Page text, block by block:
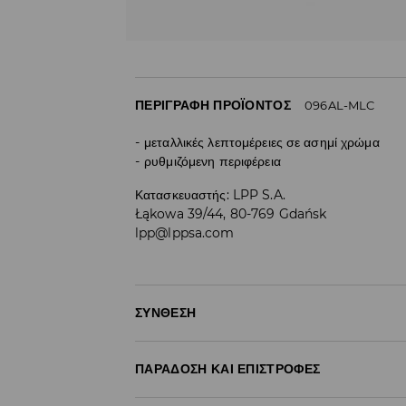
ΠΕΡΙΓΡΑΦΉ ΠΡΟΪΌΝΤΟΣ 096AL-MLC
μεταλλικές λεπτομέρειες σε ασημί χρώμα
ρυθμιζόμενη περιφέρεια
Κατασκευαστής: LPP S.A.
Łąkowa 39/44, 80-769 Gdańsk
lpp@lppsa.com
ΣΎΝΘΕΣΗ
Ύφασμα I: 70.0% ΣΙΔΕΡΟ, 30.0% ΣΥΝΘΕΤΙΚΗ
ΠΑΡΆΔΟΣΗ ΚΑΙ ΕΠΙΣΤΡΟΦΈΣ